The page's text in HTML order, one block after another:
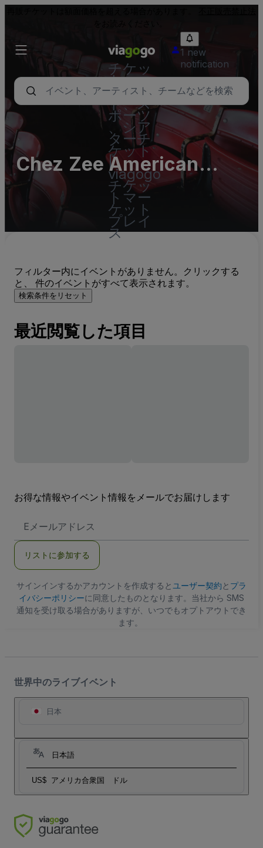
チケッ
ト - コ
ンサー
ト、ス
ポーツ
、シア
ターチ
ケット
|
viagogo
チケッ
トマー
ケット
プレイ
ス
1 new
notification
Chez Zee American
Bistro
フィルター内にイベントがありません。クリックする
と、 件のイベントがすべて表示されます。
検索条件をリセット
最近閲覧した項目
お得な情報やイベント情報をメールでお届けします
メ
ア
ス
リストに参加する
サインインするかアカウントを作成すると ユーザー契約と プラ
イバシーポリシーに同意したものとなります。当社から SMS
通知を受け取る場合がありますが、いつでもオプトアウトでき
ます。
世界中のライブイベント
日本
日本語
US$ アメリカ合衆国 ドル